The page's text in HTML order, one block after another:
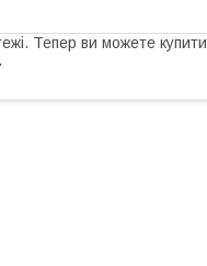
Тепер ви можете купити